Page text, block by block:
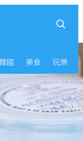
國 美食 玩樂